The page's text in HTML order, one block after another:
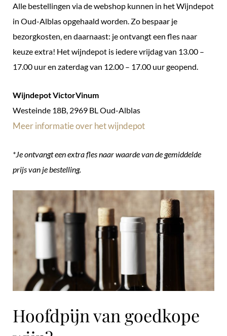
Alle bestellingen via de webshop kunnen in het Wijndepot
in Oud-Alblas opgehaald worden. Zo bespaar je
bezorgkosten, en daarnaast: je ontvangt een fles naar
keuze extra! Het wijndepot is iedere vrijdag van 13.00 –
17.00 uur en zaterdag van 12.00 – 17.00 uur geopend.
Wijndepot VictorVinum
Westeinde 18B, 2969 BL Oud-Alblas
Meer informatie over het wijndepot
*Je ontvangt een extra fles naar waarde van de gemiddelde
prijs van je bestelling.
Hoofdpijn van goedkope